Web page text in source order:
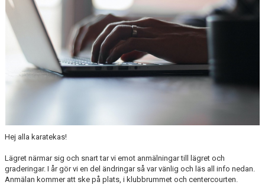
KLUBBEN
WEBBSHOP
Hej alla karatekas!
Lägret närmar sig och snart tar vi emot anmälningar till lägret och
graderingar. I år gör vi en del ändringar så var vänlig och läs all info nedan.
Anmälan kommer att ske på plats, i klubbrummet och centercourten.